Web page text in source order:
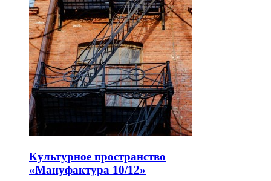
Культурное пространство
«Мануфактура 10/12»